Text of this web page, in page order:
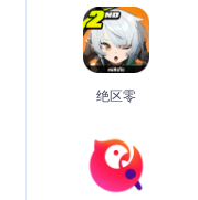
绝区零